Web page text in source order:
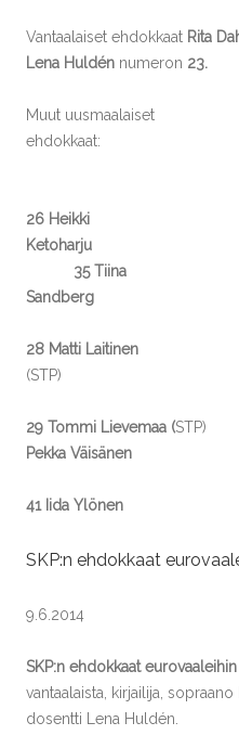
Vantaalaiset ehdokkaat Rita
Lena Huldén numeron 23.
Muut uusmaalaiset
26 Heikki
Ketoharju
35 Tiina
Sandberg
28 Matti Laitinen
(STP)
29 Tommi Lievemaa (
Pekka Väisänen
41 Iida Ylönen
SKP:n ehdokkaat
9.6.2014
SKP:n ehdokkaat
vantaalaista, kirjailija, sopraano
dosentti Lena Huldén.